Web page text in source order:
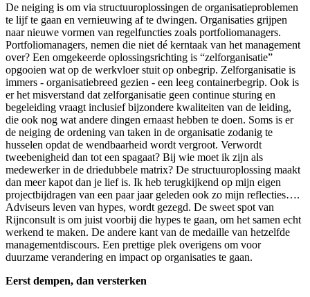
De neiging is om via structuuroplossingen de organisatieproblemen
te lijf te gaan en vernieuwing af te dwingen. Organisaties grijpen
naar nieuwe vormen van regelfuncties zoals portfoliomanagers.
Portfoliomanagers, nemen die niet dé kerntaak van het management
over? Een omgekeerde oplossingsrichting is “zelforganisatie”
opgooien wat op de werkvloer stuit op onbegrip. Zelforganisatie is
immers - organisatiebreed gezien - een leeg containerbegrip. Ook is
er het misverstand dat zelforganisatie geen continue sturing en
begeleiding vraagt inclusief bijzondere kwaliteiten van de leiding,
die ook nog wat andere dingen ernaast hebben te doen. Soms is er
de neiging de ordening van taken in de organisatie zodanig te
husselen opdat de wendbaarheid wordt vergroot. Verwordt
tweebenigheid dan tot een spagaat? Bij wie moet ik zijn als
medewerker in de driedubbele matrix? De structuuroplossing maakt
dan meer kapot dan je lief is. Ik heb terugkijkend op mijn eigen
projectbijdragen van een paar jaar geleden ook zo mijn reflecties….
Adviseurs leven van hypes, wordt gezegd. De sweet spot van
Rijnconsult is om juist voorbij die hypes te gaan, om het samen echt
werkend te maken. De andere kant van de medaille van hetzelfde
managementdiscours. Een prettige plek overigens om voor
duurzame verandering en impact op organisaties te gaan.
Eerst dempen, dan versterken